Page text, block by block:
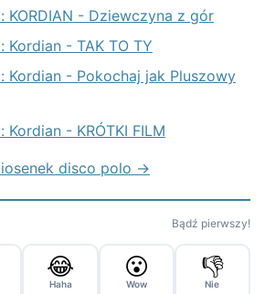
KORDIAN - Dziewczyna z gór
Kordian - TAK TO TY
Kordian - Pokochaj jak Pluszowy
Kordian - KRÓTKI FILM
disco polo →
Bądź pierwszy!
😂
Haha
😮
Wow
👎
Nie